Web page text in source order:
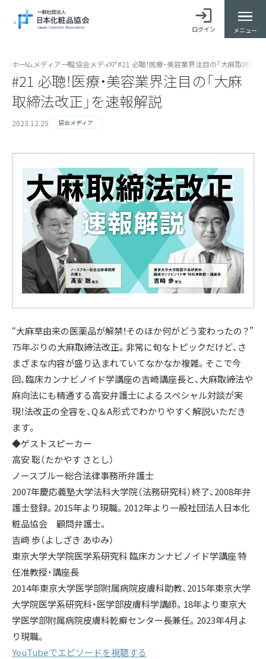
ログイン メニュー
ホーム メディア一覧協会メディア#21 必聴！医療・美容業界注目の「大麻取締法
#21 必聴！医療・美容業界注目の「大麻
取締法改正」を速報解説
2023.12.25 協会メディア
“大麻草由来の医薬品が解禁！そのほか何がどう変わったの？”
75年ぶりの大麻取締法改正。非常に旬なトピックだけど、さ
まざまな内容が盛り込まれていてなかなか複雑。そこで今
回、臨床カンナビノイド学講座の吉崎講座長と、大麻取締法や
麻向法にも精通する高安弁護士によるスペシャル対談が実
現！法改正の全容を、Q＆A形式でわかりやすく解説いただき
ます。
◆ゲストスピーカー
高安 聡（たかやす さとし）
ノースブルー総合法律事務所弁護士
2007年慶応義塾大学法科大学院（法務研究科）終了、2008年弁
護士登録。2015年より現職。2012年より一般社団法人日本化
粧品協会 顧問弁護士。
吉﨑 歩（よしざき あゆみ）
東京大学大学院医学系研究科 臨床カンナビノイド学講座 特
任准教授・講座長
2014年東京大学医学部附属病院皮膚科助教、2015年東京大学
大学院医学系研究科・医学部皮膚科学講師。18年より東京大
学医学部附属病院皮膚科乾癬センター長兼任。2023年4月よ
り現職。
YouTubeでエピソードを視聴する